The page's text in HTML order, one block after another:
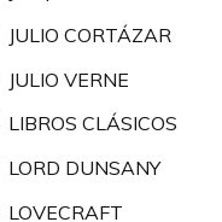
JULIO CORTÁZAR
JULIO VERNE
LIBROS CLÁSICOS
LORD DUNSANY
LOVECRAFT